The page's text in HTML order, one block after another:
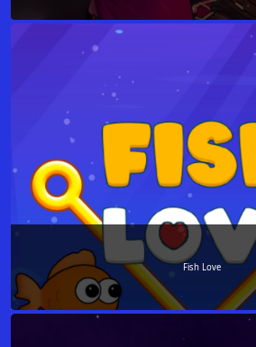
Fish Love